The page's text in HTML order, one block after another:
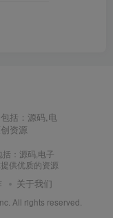
括：源码,电
资源
：源码,电子
供优质的资源
关于我们
All rights reserved.